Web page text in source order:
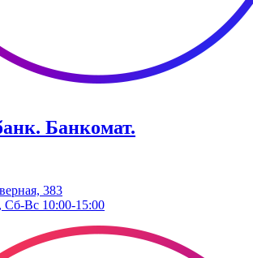
​Банкомат.
383
Вс 10:00-15:00